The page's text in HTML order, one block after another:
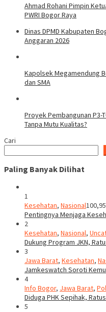
Ahmad Rohani Pimpin
PWRI Bogor Raya
Dinas DPMD Kabupaten
Anggaran 2026
Kapolsek Megamendung
dan SMA
Proyek Pembangunan P3-
Tanpa Mutu Kualitas?
Cari
Paling Banyak Dilihat
1
Kesehatan, Nasional
Pentingnya Menjaga
2
Kesehatan, Nasional,
Dukung Program JKN,
3
Jawa Barat, Kesehatan,
Jamkeswatch Soroti
4
Info Bogor, Jawa Barat,
Diduga PHK Sepihak,
5